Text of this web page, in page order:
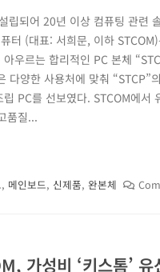
립되어 20년 이상 컴퓨팅 관련
터 (대표: 서희문, 이하
아우르는 합리적인 PC 본체
다양한 사용처에 맞춰 “STCP”
립 PC를 선보였다. STCOM에서
품질...
, 메인보드, 신제품,완본체
가성비 ‘키스톰’